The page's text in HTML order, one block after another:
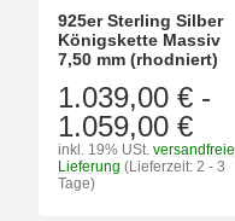
925er Sterling Silber
Königskette Massiv
7,50 mm (rhodniert)
1.039,00 € -
1.059,00 €
inkl. 19% USt. versandfreie
Lieferung (Lieferzeit: 2 - 3
Tage)